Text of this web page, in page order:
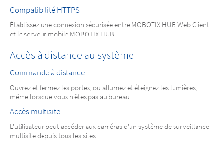
Compatibilité HTTPS
Établissez une connexion sécurisée entre MOBOTIX HUB Web Client
et le serveur mobile MOBOTIX HUB.
Accès à distance au système
Commande à distance
Ouvrez et fermez les portes, ou allumez et éteignez les lumières,
même lorsque vous n'êtes pas au bureau.
Accès multisite
L'utilisateur peut accéder aux caméras d'un système de surveillance
multisite depuis tous les sites.